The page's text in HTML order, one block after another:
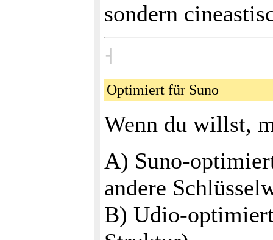
sondern
˧
Optimiert für Suno
Wenn du willst,
A)
andere
B)